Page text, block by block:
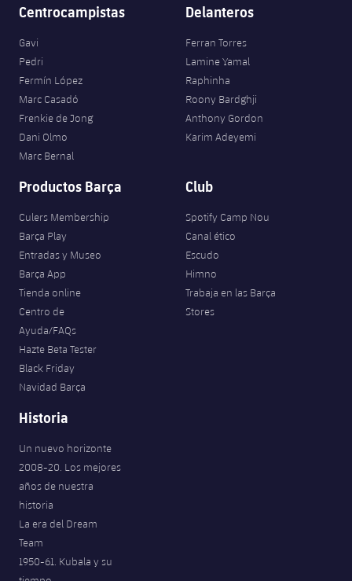
Centrocampistas
Gavi
Pedri
Fermín López
Marc Casadó
Frenkie de Jong
Dani Olmo
Marc Bernal
Delanteros
Ferran Torres
Lamine Yamal
Raphinha
Roony Bardghji
Anthony Gordon
Karim Adeyemi
Productos Barça
Culers Membership
Barça Play
Entradas y Museo
Barça App
Tienda online
Centro de
Ayuda/FAQs
Hazte Beta Tester
Black Friday
Navidad Barça
Club
Spotify Camp Nou
Canal ético
Escudo
Himno
Trabaja en las Barça
Stores
Historia
Un nuevo horizonte
2008-20. Los mejores
años de nuestra
historia
La era del Dream
Team
1950-61. Kubala y su